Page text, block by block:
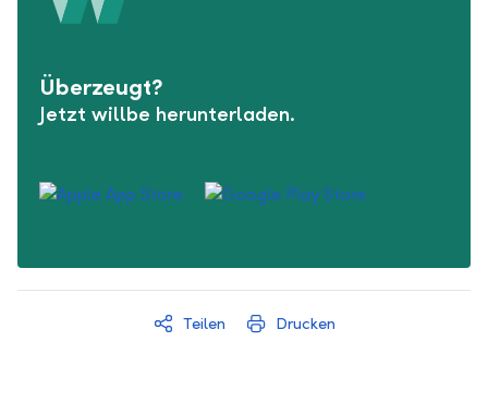
Überzeugt?
Jetzt willbe herunterladen.
Teilen Drucken